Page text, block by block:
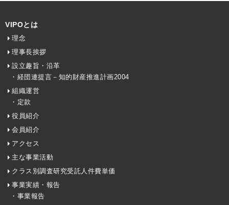
VIPOとは
理念
理事長挨拶
設立趣旨・沿革
・経団連提言－知的財産推進計画2004
組織運営
・定款
役員紹介
会員紹介
アクセス
主な事業活動
クラス別調査研究受託人件費単価
事業実績・報告
・事業報告